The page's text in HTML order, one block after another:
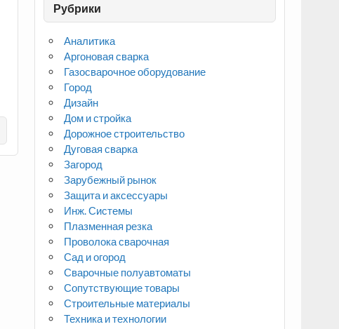
Рубрики
Аналитика
Аргоновая сварка
Газосварочное оборудование
Город
Дизайн
Дом и стройка
Дорожное строительство
Дуговая сварка
Загород
Зарубежный рынок
Защита и аксессуары
Инж. Системы
Плазменная резка
Проволока сварочная
Сад и огород
Сварочные полуавтоматы
Сопутствующие товары
Строительные материалы
Техника и технологии